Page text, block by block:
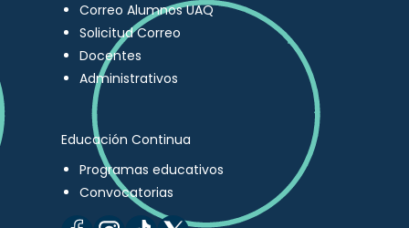
Correo Alumnos UAQ
Solicitud Correo
Docentes
Administrativos
Educación Continua
Programas educativos
Convocatorias